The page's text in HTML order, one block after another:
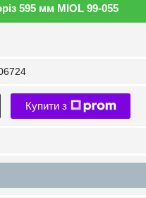
595 мм MIOL 99-055
Купити з